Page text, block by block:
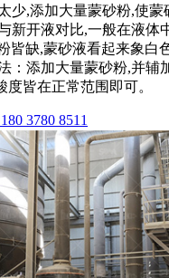
少,添加大量蒙砂粉,使蒙
新开液对比,一般在液体
皆缺,蒙砂液看起来象白
：添加大量蒙砂粉,并辅
度皆在正常范围即可。
3780 8511